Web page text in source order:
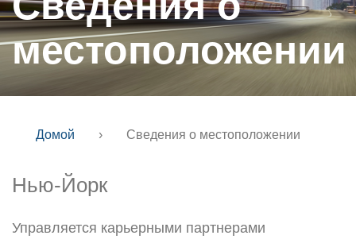
местоположении
Домой › Сведения о местоположении
Нью-Йорк
Управляется карьерными партнерами